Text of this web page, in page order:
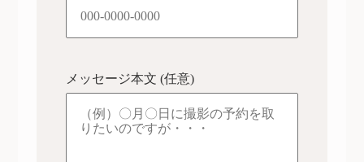
メッセージ本文 (任意)